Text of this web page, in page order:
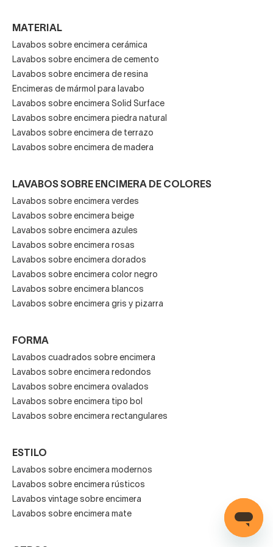
la opción de comprar packs, el envío a cualquier punto de
MATERIAL
Lavabos sobre encimera cerámica
Lavabos sobre encimera de cemento
Lavabos sobre encimera de resina
Encimeras de mármol para lavabo
Lavabos sobre encimera Solid Surface
Lavabos sobre encimera piedra natural
Lavabos sobre encimera de terrazo
Lavabos sobre encimera de madera
LAVABOS SOBRE ENCIMERA DE COLORES
Lavabos sobre encimera verdes
Lavabos sobre encimera beige
Lavabos sobre encimera azules
Lavabos sobre encimera rosas
Lavabos sobre encimera dorados
Lavabos sobre encimera color negro
Lavabos sobre encimera blancos
Lavabos sobre encimera gris y pizarra
FORMA
Lavabos cuadrados sobre encimera
Lavabos sobre encimera redondos
Lavabos sobre encimera ovalados
Lavabos sobre encimera tipo bol
Lavabos sobre encimera rectangulares
ESTILO
Lavabos sobre encimera modernos
Lavabos sobre encimera rústicos
Lavabos vintage sobre encimera
Lavabos sobre encimera mate